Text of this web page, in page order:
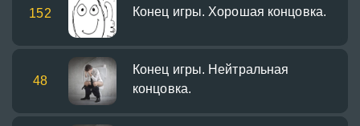
152 Конец игры. Хорошая концовка.
48
Конец игры. Нейтральная
концовка.